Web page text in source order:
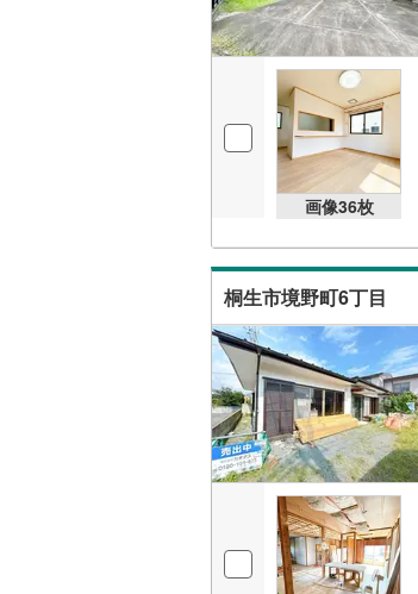
画像36枚
桐生市境野町6丁目